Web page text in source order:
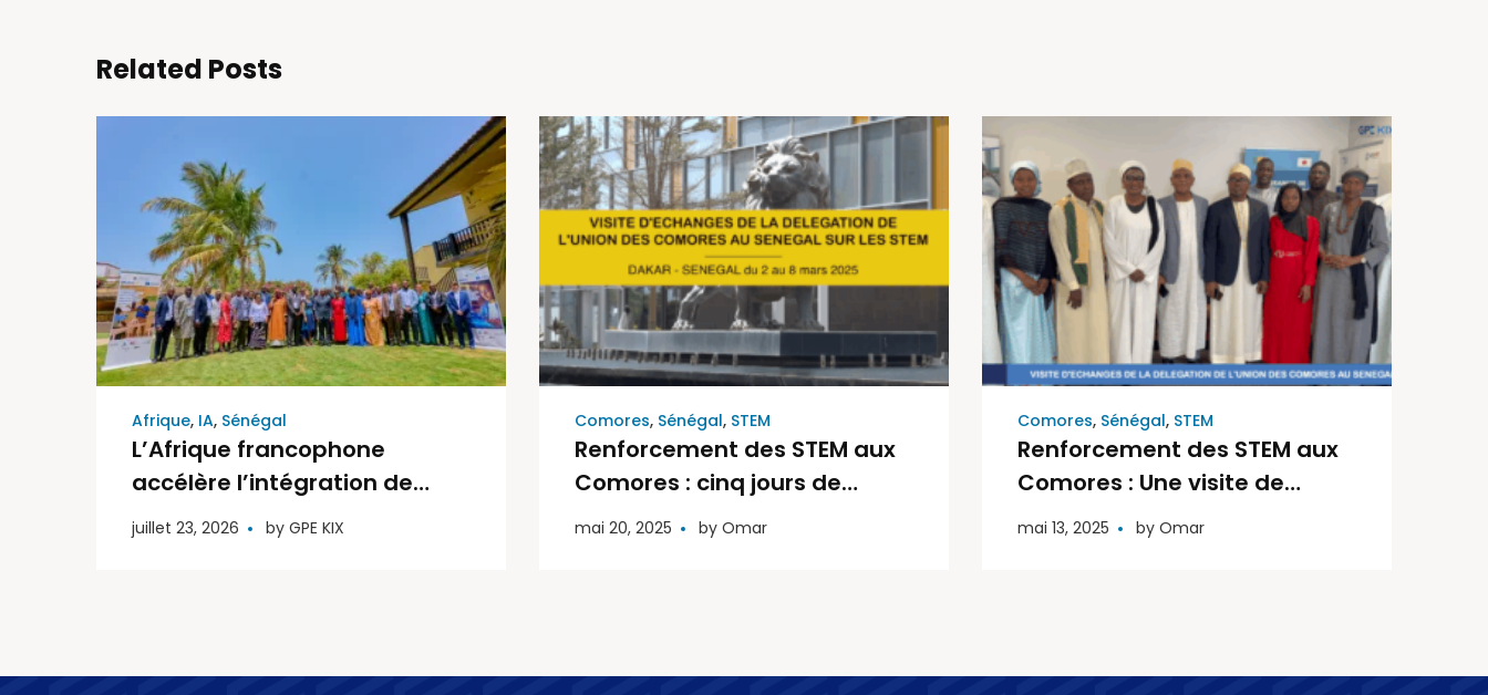
Related Posts
Afrique, IA, Sénégal
L’Afrique francophone
accélère l’intégration de
l’intelligence artificielle dans
juillet 23, 2026 by GPE KIX
Comores, Sénégal, STEM
Renforcement des STEM aux
Comores : cinq jours de
partages et
mai 20, 2025 by Omar
Comores, Sénégal, STEM
Renforcement des STEM aux
Comores : Une visite de
partage et d’apprentissage
mai 13, 2025 by Omar